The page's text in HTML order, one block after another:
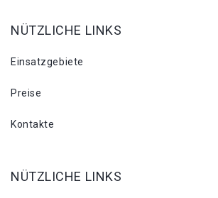
NÜTZLICHE LINKS
Einsatzgebiete
Preise
Kontakte
NÜTZLICHE LINKS